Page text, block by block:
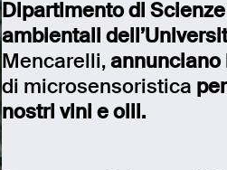
Dipartimento di
ambientali
Mencarelli, annunciano
di microsensoristica
nostri vini e olii.